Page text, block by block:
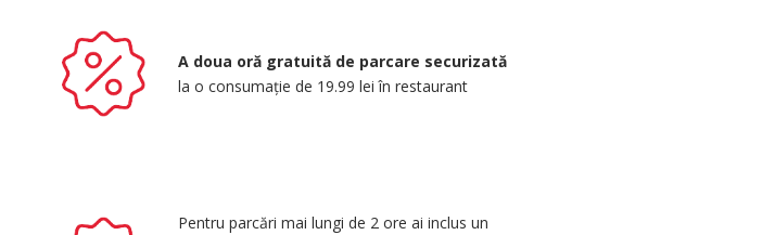
A doua oră gratuită de parcare securizată
la o consumație de 19.99 lei în restaurant
Pentru parcări mai lungi de 2 ore ai inclus un